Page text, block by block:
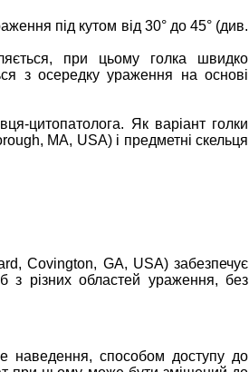
під кутом від 30° до 45° (див.
при цьому голка швидко
з осередку ураження на основі
цитопатолога. Як варіант голки
MA, USA) і предметні скельця
Covington, GA, USA) забезпечує
різних областей ураження, без
наведення, способом доступу до